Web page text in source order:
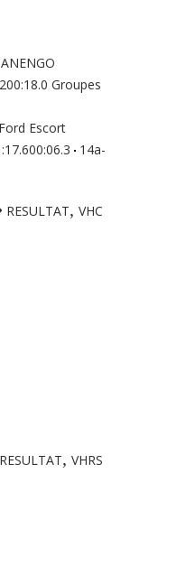
Groupes
Escort
14a-
RESULTAT, VHC
RESULTAT, VHRS